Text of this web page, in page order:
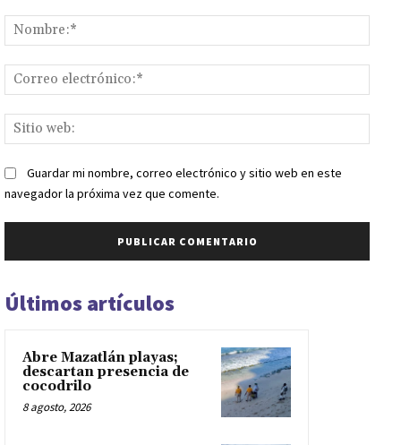
web:
Guardar mi nombre, correo electrónico y sitio web en este
navegador la próxima vez que comente.
Últimos artículos
Abre Mazatlán playas;
descartan presencia de
cocodrilo
8 agosto, 2026